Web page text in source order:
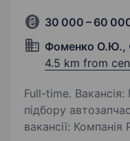
30 000 – 60
Фоменко
4.5 km from
Full-time. Вакансія: Менеджер з продажу та
підбору
вакансії: